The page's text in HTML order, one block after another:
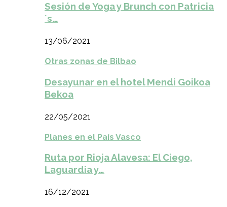
Sesión de Yoga y Brunch con Patricia
´s…
13/06/2021
Otras zonas de Bilbao
Desayunar en el hotel Mendi Goikoa
Bekoa
22/05/2021
Planes en el País Vasco
Ruta por Rioja Alavesa: El Ciego,
Laguardia y…
16/12/2021